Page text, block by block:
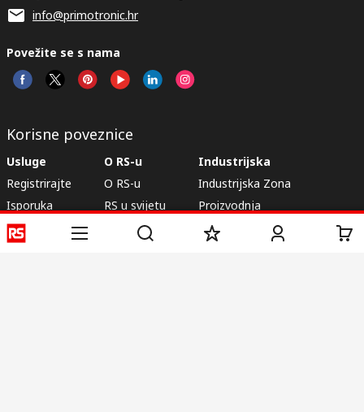
info@primotronic.hr
Povežite se s nama
Korisne poveznice
Usluge
Registrirajte
Isporuka
Plaćanje
O RS-u
O RS-u
RS u svijetu
Korporacija
Industrijska
Industrijska Zona
Proizvodnja